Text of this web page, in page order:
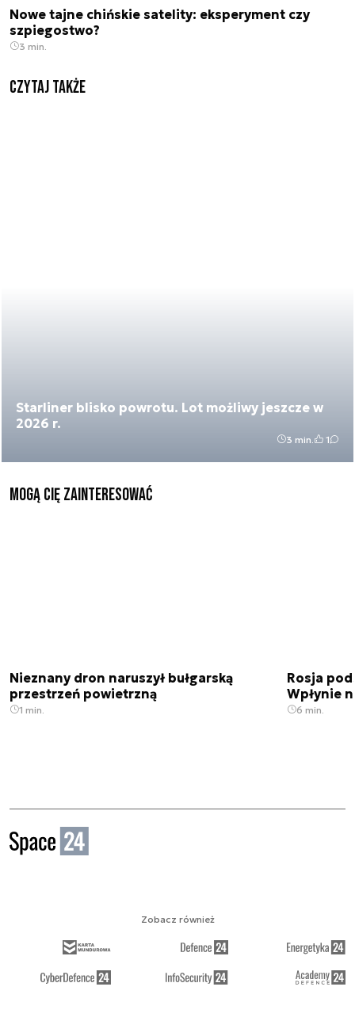
Nowe tajne chińskie satelity: eksperyment czy
szpiegostwo?
3 min.
Czytaj także
Starliner blisko powrotu. Lot możliwy jeszcze w
2026 r.
3 min. 1
Mogą Cię zainteresować
Nieznany dron naruszył bułgarską
przestrzeń powietrzną
1 min.
Rosja
Wpłynie
6 min.
Zobacz również